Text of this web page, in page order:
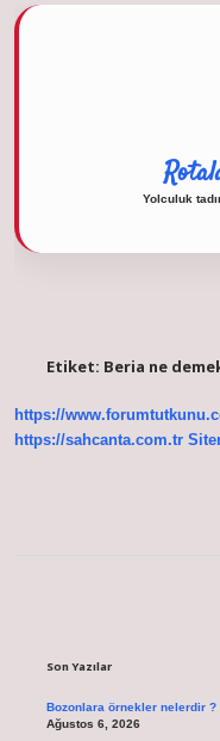
Yolculuk
Etiket: Beria ne
https://
https://sahcanta.com.tr
Son Yazılar
Bozonlara örnekler nelerdir ?
Ağustos 6, 2026